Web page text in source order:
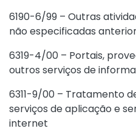
6190-6/99 – Outras
não especificadas
6319-4/00 – Portais,
outros serviços de
6311-9/00 – Tratamento
serviços de aplicação e
internet